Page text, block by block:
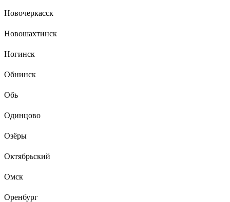
Новочеркасск
Новошахтинск
Ногинск
Обнинск
Обь
Одинцово
Озёры
Октябрьский
Омск
Оренбург